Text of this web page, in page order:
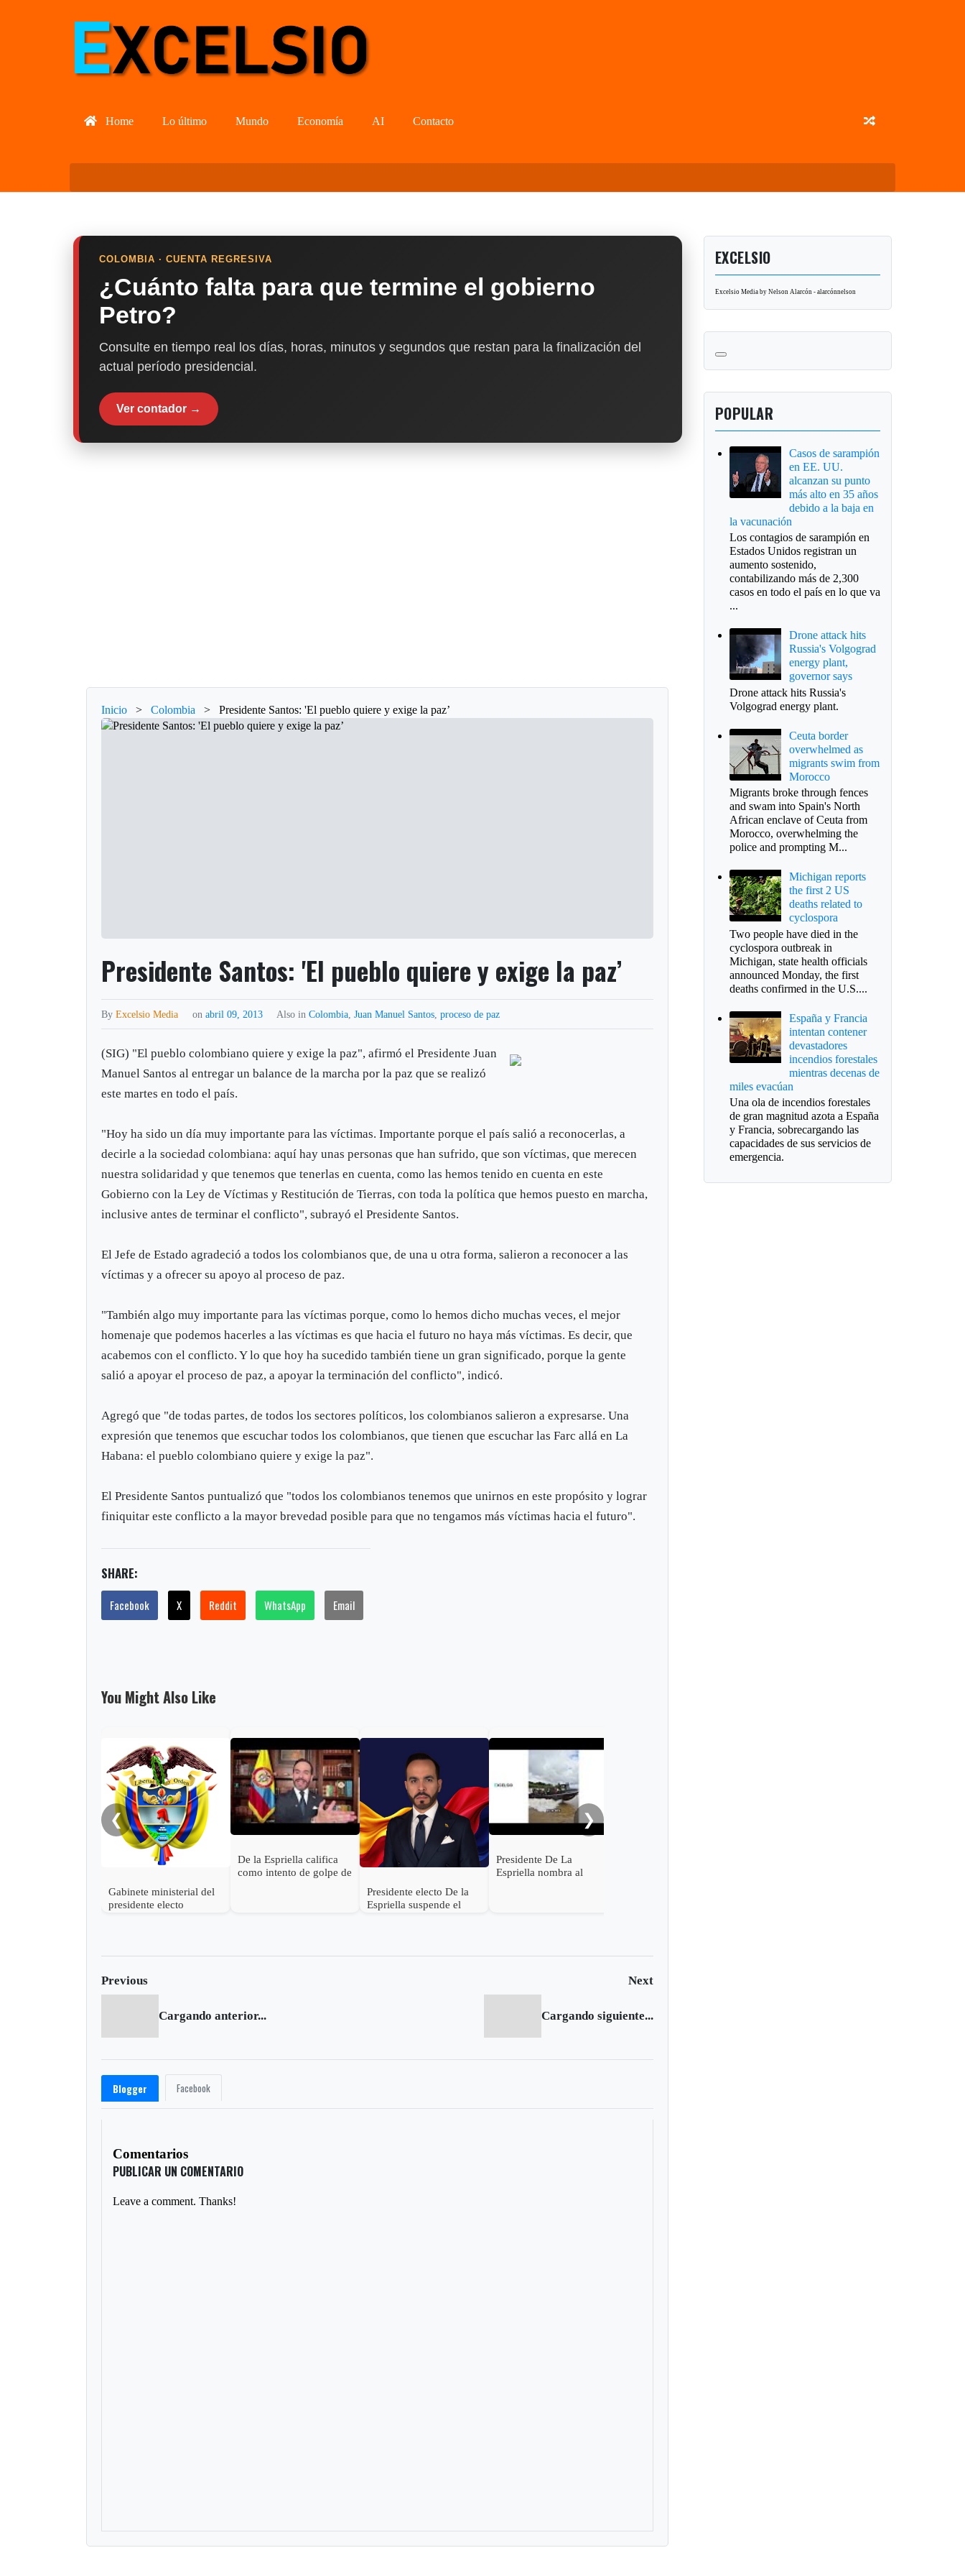
Home Lo último Mundo Economía AI Contacto
COLOMBIA · CUENTA REGRESIVA
¿Cuánto falta para que termine el gobierno
Petro?
Consulte en tiempo real los días, horas, minutos y segundos que restan para la finalización del
actual período presidencial.
Ver contador →
Inicio > Colombia > Presidente Santos: 'El pueblo quiere y exige la paz’
Presidente Santos: 'El pueblo quiere y exige la paz’
ByExcelsio Media onabril 09, 2013 Also inColombia ,Juan Manuel Santos ,proceso de paz
(SIG) "El pueblo colombiano quiere y exige la paz", afirmó el Presidente Juan
Manuel Santos al entregar un balance de la marcha por la paz que se realizó
este martes en todo el país.
"Hoy ha sido un día muy importante para las víctimas. Importante porque el país salió a reconocerlas, a
decirle a la sociedad colombiana: aquí hay unas personas que han sufrido, que son víctimas, que merecen
nuestra solidaridad y que tenemos que tenerlas en cuenta, como las hemos tenido en cuenta en este
Gobierno con la Ley de Víctimas y Restitución de Tierras, con toda la política que hemos puesto en marcha,
inclusive antes de terminar el conflicto", subrayó el Presidente Santos.
El Jefe de Estado agradeció a todos los colombianos que, de una u otra forma, salieron a reconocer a las
víctimas y a ofrecer su apoyo al proceso de paz.
"También algo muy importante para las víctimas porque, como lo hemos dicho muchas veces, el mejor
homenaje que podemos hacerles a las víctimas es que hacia el futuro no haya más víctimas. Es decir, que
acabemos con el conflicto. Y lo que hoy ha sucedido también tiene un gran significado, porque la gente
salió a apoyar el proceso de paz, a apoyar la terminación del conflicto", indicó.
Agregó que "de todas partes, de todos los sectores políticos, los colombianos salieron a expresarse. Una
expresión que tenemos que escuchar todos los colombianos, que tienen que escuchar las Farc allá en La
Habana: el pueblo colombiano quiere y exige la paz".
El Presidente Santos puntualizó que "todos los colombianos tenemos que unirnos en este propósito y lograr
finiquitar este conflicto a la mayor brevedad posible para que no tengamos más víctimas hacia el futuro".
SHARE:
Facebook X Reddit WhatsApp Email
You Might Also Like
❮
Gabinete ministerial del
presidente electo
De la Espriella califica
como intento de golpe de
Presidente electo De la
Espriella suspende el
Presidente De La
Espriella nombra al
❯
Previous Next
Cargando anterior... Cargando siguiente...
Blogger Facebook
Comentarios
PUBLICAR UN COMENTARIO
Leave a comment. Thanks!
EXCELSIO
Excelsio Media by Nelson Alarcón - alarcónnelson
POPULAR
Casos de sarampión
en EE. UU.
alcanzan su punto
más alto en 35 años
debido a la baja en
la vacunación
Los contagios de sarampión en
Estados Unidos registran un
aumento sostenido,
contabilizando más de 2,300
casos en todo el país en lo que va
...
Drone attack hits
Russia's Volgograd
energy plant,
governor says
Drone attack hits Russia's
Volgograd energy plant.
Ceuta border
overwhelmed as
migrants swim from
Morocco
Migrants broke through fences
and swam into Spain's North
African enclave of Ceuta from
Morocco, overwhelming the
police and prompting M...
Michigan reports
the first 2 US
deaths related to
cyclospora
Two people have died in the
cyclospora outbreak in
Michigan, state health officials
announced Monday, the first
deaths confirmed in the U.S....
España y Francia
intentan contener
devastadores
incendios forestales
mientras decenas de
miles evacúan
Una ola de incendios forestales
de gran magnitud azota a España
y Francia, sobrecargando las
capacidades de sus servicios de
emergencia.